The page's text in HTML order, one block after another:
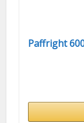
Paffright